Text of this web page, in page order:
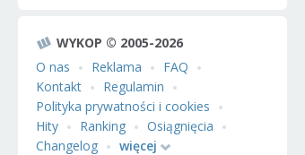
WYKOP © 2005-2026
O nas
Reklama
FAQ
Kontakt
Regulamin
Polityka prywatności i cookies
Hity
Ranking
Osiągnięcia
Changelog
więcej